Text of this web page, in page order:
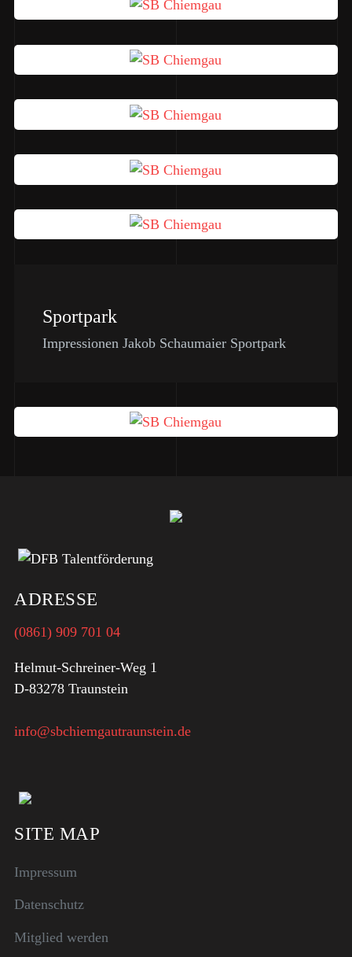
Sportpark
Impressionen Jakob Schaumaier Sportpark
ADRESSE
(0861) 909 701 04
Helmut-Schreiner-Weg 1
D-83278 Traunstein
info@sbchiemgautraunstein.de
SITE MAP
Impressum
Datenschutz
Mitglied werden